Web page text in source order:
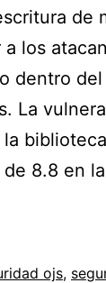
de
los
dentro
La
8.8 en
ojs,